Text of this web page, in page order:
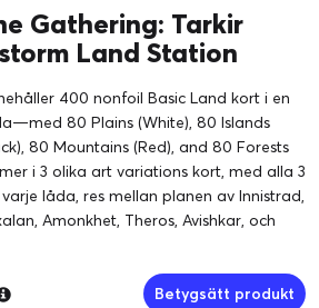
Gathering: Tarkir
Land Station
400 nonfoil Basic Land kort i en
80 Plains (White), 80 Islands
80 Mountains (Red), and 80 Forests
i 3 olika art variations kort, med alla 3
låda, res mellan planen av Innistrad,
Amonkhet, Theros, Avishkar, och
Betygsätt produkt